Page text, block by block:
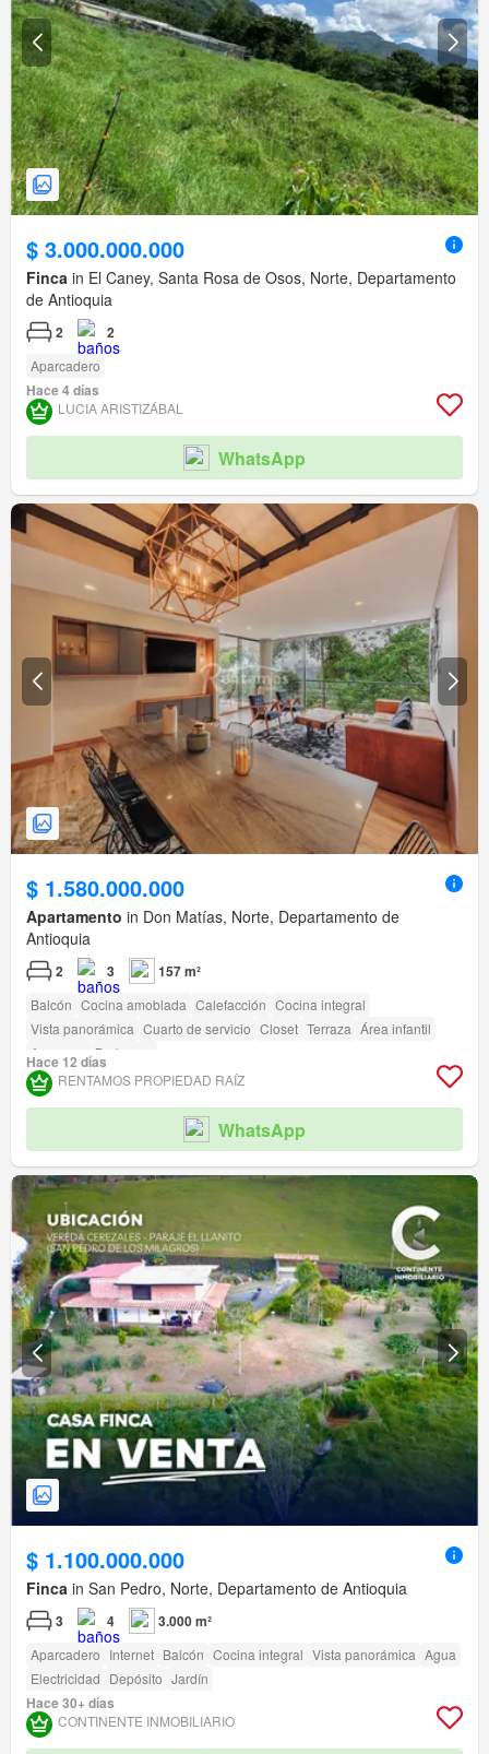
$ 3.000.000.000
Finca in El Caney, Santa Rosa de Osos, Norte, Departamento
de Antioquia
2 2
Aparcadero
Hace 4 días
LUCIA ARISTIZÁBAL
WhatsApp
$ 1.580.000.000
Apartamento in Don Matías, Norte, Departamento de
Antioquia
2 3 157 m²
Balcón Cocina amoblada Calefacción Cocina integral
Vista panorámica Cuarto de servicio Closet Terraza Área infantil
Ascensor
Barbecue
Hace 12 días
RENTAMOS PROPIEDAD RAÍZ
WhatsApp
$ 1.100.000.000
Finca in San Pedro, Norte, Departamento de Antioquia
3 4 3.000 m²
Aparcadero Internet Balcón Cocina integral Vista panorámica Agua
Electricidad Depósito Jardín
Hace 30+ días
CONTINENTE INMOBILIARIO